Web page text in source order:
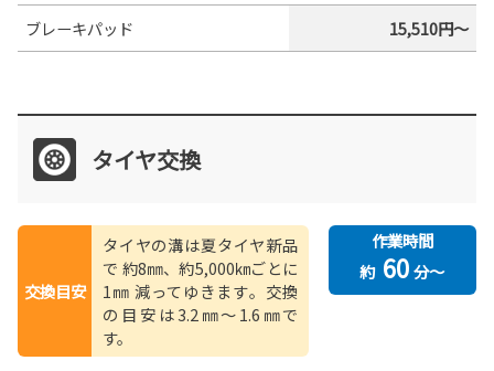
ブレーキパッド 15,510円～
タイヤ交換
交換目安
タイヤの溝は夏タイヤ新品
で 約8㎜、約5,000㎞ごとに
1㎜ 減ってゆきます。交換
の目安は3.2㎜〜1.6㎜で
す。
作業時間
約 60 分～